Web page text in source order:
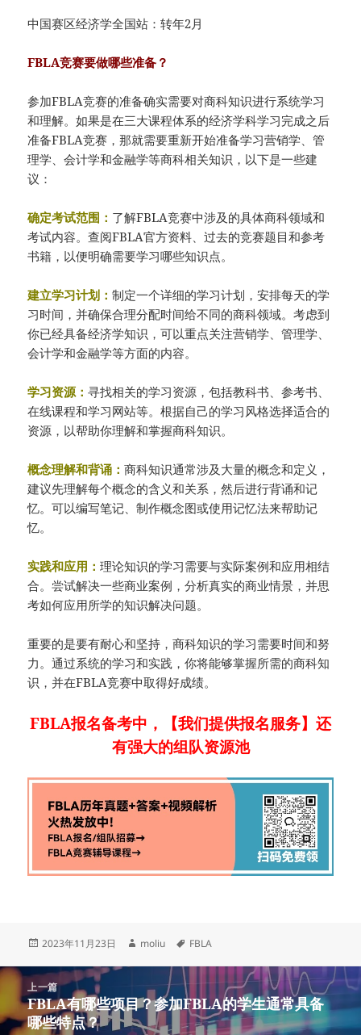
中国赛区经济学全国站：转年2月
FBLA竞赛要做哪些准备？
参加FBLA竞赛的准备确实需要对商科知识进行系统学习
和理解。如果是在三大课程体系的经济学科学习完成之后
准备FBLA竞赛，那就需要重新开始准备学习营销学、管
理学、会计学和金融学等商科相关知识，以下是一些建
议：
确定考试范围： 了解FBLA竞赛中涉及的具体商科领域和
考试内容。查阅FBLA官方资料、过去的竞赛题目和参考
书籍，以便明确需要学习哪些知识点。
建立学习计划：制定一个详细的学习计划，安排每天的学
习时间，并确保合理分配时间给不同的商科领域。考虑到
你已经具备经济学知识，可以重点关注营销学、管理学、
会计学和金融学等方面的内容。
学习资源：寻找相关的学习资源，包括教科书、参考书、
在线课程和学习网站等。根据自己的学习风格选择适合的
资源，以帮助你理解和掌握商科知识。
概念理解和背诵：商科知识通常涉及大量的概念和定义，
建议先理解每个概念的含义和关系，然后进行背诵和记
忆。可以编写笔记、制作概念图或使用记忆法来帮助记
忆。
实践和应用：理论知识的学习需要与实际案例和应用相结
合。尝试解决一些商业案例，分析真实的商业情景，并思
考如何应用所学的知识解决问题。
重要的是要有耐心和坚持，商科知识的学习需要时间和努
力。通过系统的学习和实践，你将能够掌握所需的商科知
识，并在FBLA竞赛中取得好成绩。
FBLA报名备考中，【我们提供报名服务】还
有强大的组队资源池
发
于
2023年11月23日
作
moliu
标
FBLA
文
章
导
上一篇
上
篇
FBLA有哪些项目？参加FBLA的学生通常具备
哪些特点？